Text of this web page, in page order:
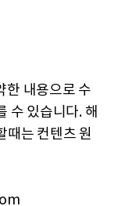
한 내용으로 수
수 있습니다. 해
때는 컨텐츠 원